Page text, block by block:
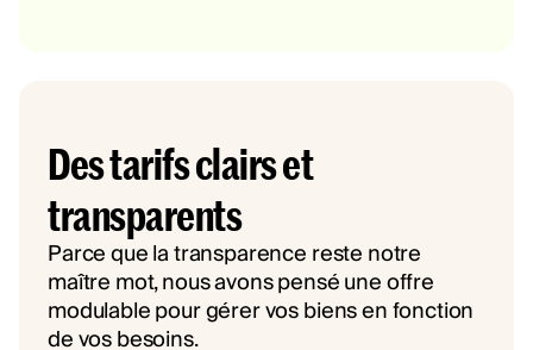
Des tarifs clairs et
transparents
Parce que la transparence reste notre
maître mot, nous avons pensé une offre
modulable pour gérer vos biens en fonction
de vos besoins.